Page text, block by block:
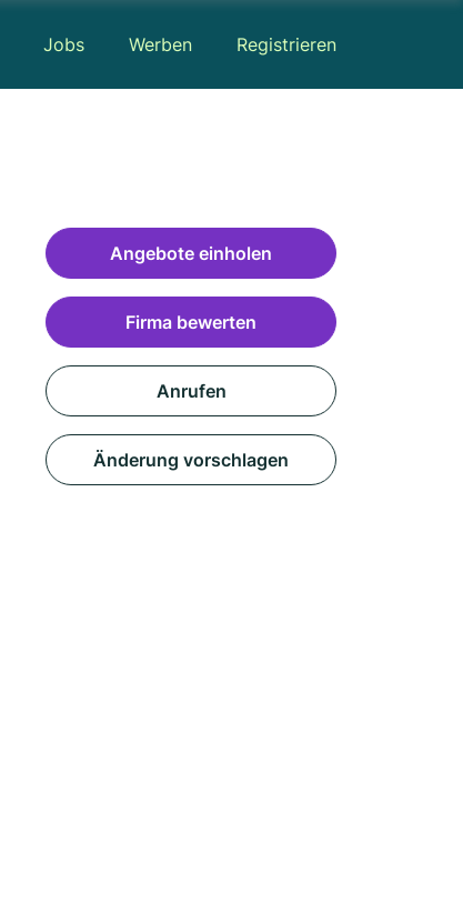
Jobs Werben Registrieren
Angebote einholen
Firma bewerten
Anrufen
Änderung vorschlagen